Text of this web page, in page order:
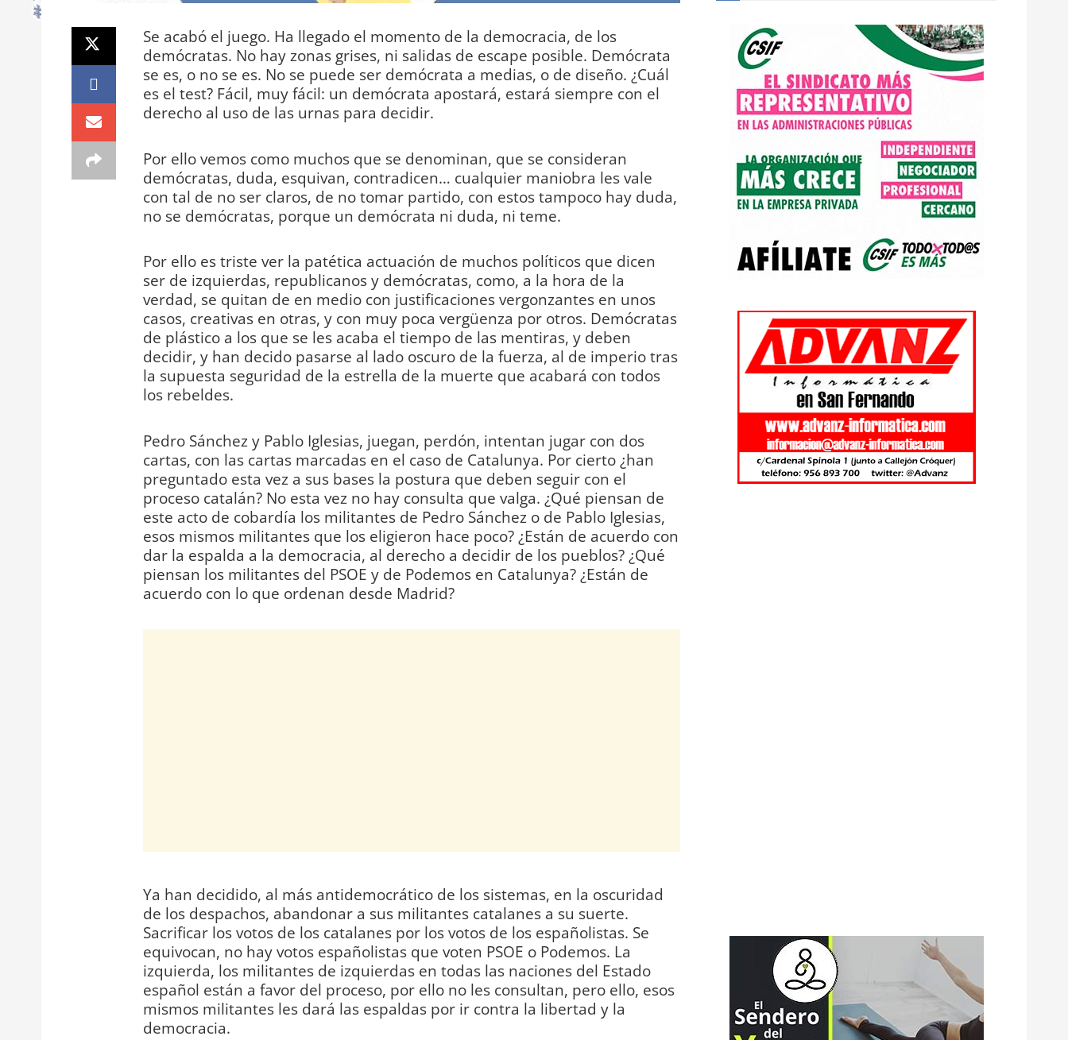
Se acabó el juego. Ha llegado el momento de la democracia, de los
demócratas. No hay zonas grises, ni salidas de escape posible. Demócrata
se es, o no se es. No se puede ser demócrata a medias, o de diseño. ¿Cuál
es el test? Fácil, muy fácil: un demócrata apostará, estará siempre con el
derecho al uso de las urnas para decidir.
Por ello vemos como muchos que se denominan, que se consideran
demócratas, duda, esquivan, contradicen… cualquier maniobra les vale
con tal de no ser claros, de no tomar partido, con estos tampoco hay duda,
no se demócratas, porque un demócrata ni duda, ni teme.
Por ello es triste ver la patética actuación de muchos políticos que dicen
ser de izquierdas, republicanos y demócratas, como, a la hora de la
verdad, se quitan de en medio con justificaciones vergonzantes en unos
casos, creativas en otras, y con muy poca vergüenza por otros. Demócratas
de plástico a los que se les acaba el tiempo de las mentiras, y deben
decidir, y han decido pasarse al lado oscuro de la fuerza, al de imperio tras
la supuesta seguridad de la estrella de la muerte que acabará con todos
los rebeldes.
Pedro Sánchez y Pablo Iglesias, juegan, perdón, intentan jugar con dos
cartas, con las cartas marcadas en el caso de Catalunya. Por cierto ¿han
preguntado esta vez a sus bases la postura que deben seguir con el
proceso catalán? No esta vez no hay consulta que valga. ¿Qué piensan de
este acto de cobardía los militantes de Pedro Sánchez o de Pablo Iglesias,
esos mismos militantes que los eligieron hace poco? ¿Están de acuerdo con
dar la espalda a la democracia, al derecho a decidir de los pueblos? ¿Qué
piensan los militantes del PSOE y de Podemos en Catalunya? ¿Están de
acuerdo con lo que ordenan desde Madrid?
Ya han decidido, al más antidemocrático de los sistemas, en la oscuridad
de los despachos, abandonar a sus militantes catalanes a su suerte.
Sacrificar los votos de los catalanes por los votos de los españolistas. Se
equivocan, no hay votos españolistas que voten PSOE o Podemos. La
izquierda, los militantes de izquierdas en todas las naciones del Estado
español están a favor del proceso, por ello no les consultan, pero ello, esos
mismos militantes les dará las espaldas por ir contra la libertad y la
democracia.